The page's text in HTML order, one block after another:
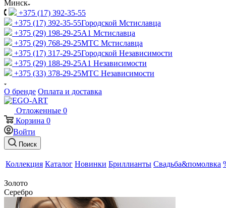
Минск
+375 (17) 392-35-55
+375 (17) 392-35-55Городской Мстиславца
+375 (29) 198-29-25A1 Мстиславца
+375 (29) 768-29-25МТС Мстиславца
+375 (17) 317-29-25Городской Независимости
+375 (29) 188-29-25A1 Независимости
+375 (33) 378-29-25МТС Независимости
О бренде Оплата и доставка
Отложенные 0
Корзина 0
Войти
Поиск
Коллекция Каталог Новинки Бриллианты Свадьба&помолвка
Золото
Серебро